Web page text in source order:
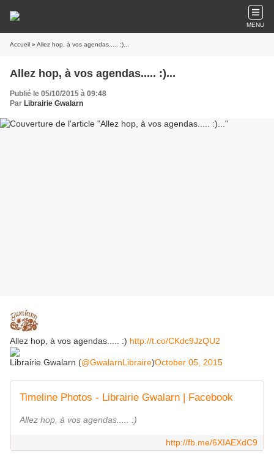
MENU
Accueil » Allez hop, à vos agendas..... :)...
Allez hop, à vos agendas..... :)...
Publié le 05/10/2015 à 09:48
Par Librairie Gwalarn
Allez hop, à vos agendas..... :) http://t.co/CKdc9JzQU2
Librairie Gwalarn (@GwalarnLibraire)October 05, 2015
Timeline Photos - Librairie Gwalarn | Facebook
Allez hop, à vos agendas..... :)
http://fb.me/6XIAEXdC9